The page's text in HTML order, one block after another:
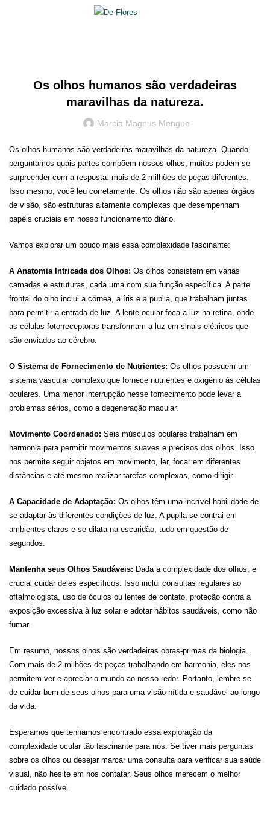
Os olhos humanos são verdadeiras
maravilhas da natureza.
Marcia Magnus Mengue
Os olhos humanos são verdadeiras maravilhas da natureza. Quando
perguntamos quais partes compõem nossos olhos, muitos podem se
surpreender com a resposta: mais de 2 milhões de peças diferentes.
Isso mesmo, você leu corretamente. Os olhos não são apenas órgãos
de visão, são estruturas altamente complexas que desempenham
papéis cruciais em nosso funcionamento diário.
Vamos explorar um pouco mais essa complexidade fascinante:
A Anatomia Intricada dos Olhos: Os olhos consistem em várias
camadas e estruturas, cada uma com sua função específica. A parte
frontal do olho inclui a córnea, a íris e a pupila, que trabalham juntas
para permitir a entrada de luz. A lente ocular foca a luz na retina, onde
as células fotorreceptoras transformam a luz em sinais elétricos que
são enviados ao cérebro.
O Sistema de Fornecimento de Nutrientes: Os olhos possuem um
sistema vascular complexo que fornece nutrientes e oxigênio às células
oculares. Uma menor interrupção nesse fornecimento pode levar a
problemas sérios, como a degeneração macular.
Movimento Coordenado: Seis músculos oculares trabalham em
harmonia para permitir movimentos suaves e precisos dos olhos. Isso
nos permite seguir objetos em movimento, ler, focar em diferentes
distâncias e até mesmo realizar tarefas complexas, como dirigir.
A Capacidade de Adaptação: Os olhos têm uma incrível habilidade de
se adaptar às diferentes condições de luz. A pupila se contrai em
ambientes claros e se dilata na escuridão, tudo em questão de
segundos.
Mantenha seus Olhos Saudáveis: Dada a complexidade dos olhos, é
crucial cuidar deles específicos. Isso inclui consultas regulares ao
oftalmologista, uso de óculos ou lentes de contato, proteção contra a
exposição excessiva à luz solar e adotar hábitos saudáveis, como não
fumar.
Em resumo, nossos olhos são verdadeiras obras-primas da biologia.
Com mais de 2 milhões de peças trabalhando em harmonia, eles nos
permitem ver e apreciar o mundo ao nosso redor. Portanto, lembre-se
de cuidar bem de seus olhos para uma visão nítida e saudável ao longo
da vida.
Esperamos que tenhamos encontrado essa exploração da
complexidade ocular tão fascinante para nós. Se tiver mais perguntas
sobre os olhos ou desejar marcar uma consulta para verificar sua saúde
visual, não hesite em nos contatar. Seus olhos merecem o melhor
cuidado possível.